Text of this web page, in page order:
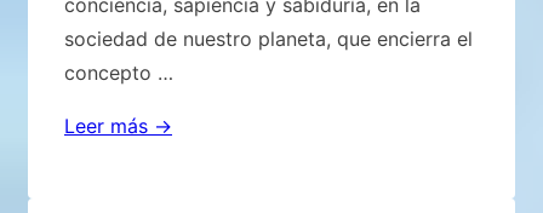
conciencia, sapiencia y sabiduría, en la
sociedad de nuestro planeta, que encierra el
concepto …
«Quién
Leer más →